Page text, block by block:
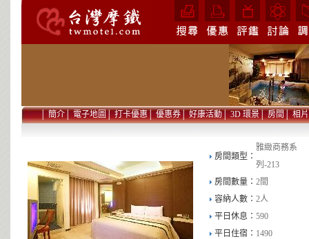
│簡介│電子地圖│打卡優惠│優惠券│好康活動│3D 環景│房間│相片
房間類型：
雅緻商務系
列-213
房間數量： 2間
容納人數： 2人
平日休息： 590
平日住宿： 1490